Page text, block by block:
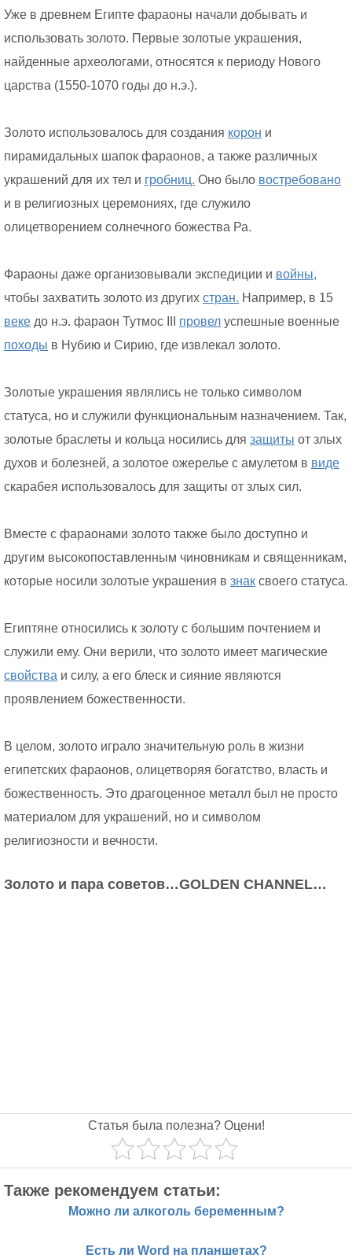
Уже в древнем Египте фараоны начали добывать и
использовать золото. Первые золотые украшения,
найденные археологами, относятся к периоду Нового
царства (1550-1070 годы до н.э.).
Золото использовалось для создания корон и
пирамидальных шапок фараонов, а также различных
украшений для их тел и гробниц. Оно было востребовано
и в религиозных церемониях, где служило
олицетворением солнечного божества Ра.
Фараоны даже организовывали экспедиции и войны,
чтобы захватить золото из других стран. Например, в 15
веке до н.э. фараон Тутмос III провел успешные военные
походы в Нубию и Сирию, где извлекал золото.
Золотые украшения являлись не только символом
статуса, но и служили функциональным назначением. Так,
золотые браслеты и кольца носились для защиты от злых
духов и болезней, а золотое ожерелье с амулетом в виде
скарабея использовалось для защиты от злых сил.
Вместе с фараонами золото также было доступно и
другим высокопоставленным чиновникам и священникам,
которые носили золотые украшения в знак своего статуса.
Египтяне относились к золоту с большим почтением и
служили ему. Они верили, что золото имеет магические
свойства и силу, а его блеск и сияние являются
проявлением божественности.
В целом, золото играло значительную роль в жизни
египетских фараонов, олицетворяя богатство, власть и
божественность. Это драгоценное металл был не просто
материалом для украшений, но и символом
религиозности и вечности.
Золото и пара советов…GOLDEN CHANNEL…
Статья была полезна? Оцени!
Также рекомендуем статьи:
Можно ли алкоголь беременным?
Есть ли Word на планшетах?